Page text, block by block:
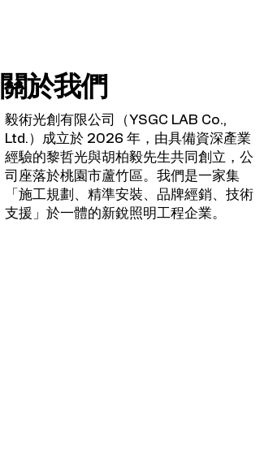
關於我們
毅術光創有限公司（YSGC LAB Co.,
Ltd.）成立於 2026 年，由具備資深產業
經驗的黎哲光與胡柏毅先生共同創立，公
司座落於桃園市蘆竹區。我們是一家集
「施工規劃、精準安裝、品牌經銷、技術
支援」於一體的新銳照明工程企業。